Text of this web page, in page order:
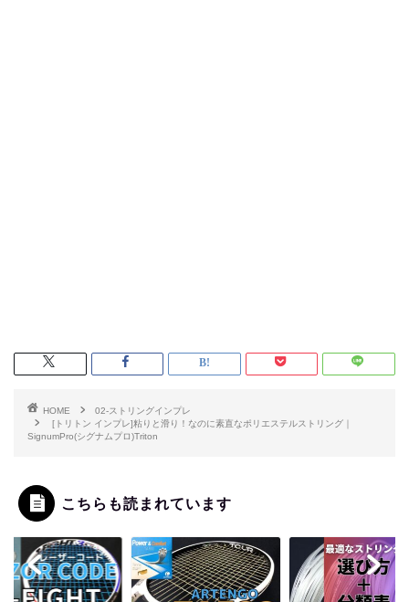
HOME
02-ストリングインプレ
[トリトン インプレ]粘りと滑り！なのに素直なポリエステルストリング｜
SignumPro(シグナムプロ)Triton
こちらも読まれています